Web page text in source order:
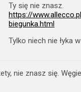
Ty się nie znasz.
https://
biegunka.html
Tylko niech nie łyka
nie znasz się.